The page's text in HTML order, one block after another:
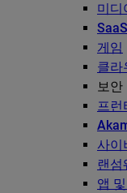
미디
SaaS
게임
클라
보안
프런
사이
랜섬
앱